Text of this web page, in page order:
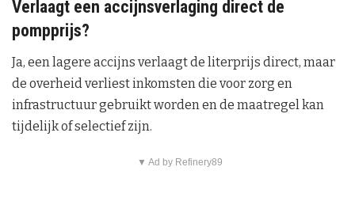
Verlaagt een accijnsverlaging direct de
pompprijs?
Ja, een lagere accijns verlaagt de literprijs direct, maar
de overheid verliest inkomsten die voor zorg en
infrastructuur gebruikt worden en de maatregel kan
tijdelijk of selectief zijn.
▼ Ad by Refinery89